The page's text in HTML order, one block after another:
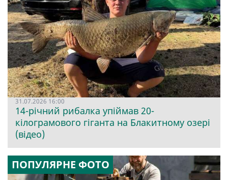
31.07.2026 16:00
14-річний рибалка упіймав 20-
кілограмового гіганта на Блакитному озері
(відео)
ПОПУЛЯРНЕ ФОТО